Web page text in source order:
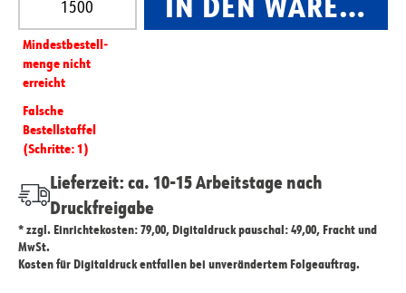
Mindest­­bestell­­
menge nicht
erreicht
Falsche
Bestellstaffel
(Schritte: 1)
Lieferzeit: ca. 10-15 Arbeitstage nach
Druckfreigabe
* zzgl. Einrichtekosten: 79,00, Digitaldruck pauschal: 49,00, Fracht und
MwSt.
Kosten für Digitaldruck entfallen bei unverändertem Folgeauftrag.